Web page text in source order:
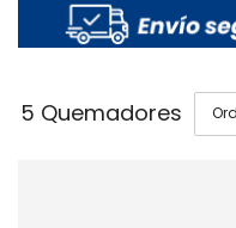
5 Quemadores